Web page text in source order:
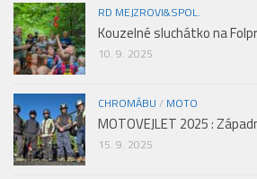
RD MEJZROVI&SPOL.
Kouzelné sluchátko na
10. 9. 2025
CHROMÁBU / MOTO
MOTOVEJLET 2025 :
15. 9. 2025